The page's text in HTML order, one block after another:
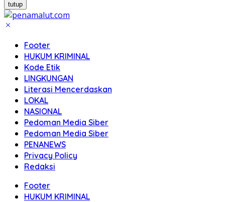
tutup
Footer
HUKUM KRIMINAL
Kode Etik
LINGKUNGAN
Literasi Mencerdaskan
LOKAL
NASIONAL
Pedoman Media Siber
Pedoman Media Siber
PENANEWS
Privacy Policy
Redaksi
Footer
HUKUM KRIMINAL